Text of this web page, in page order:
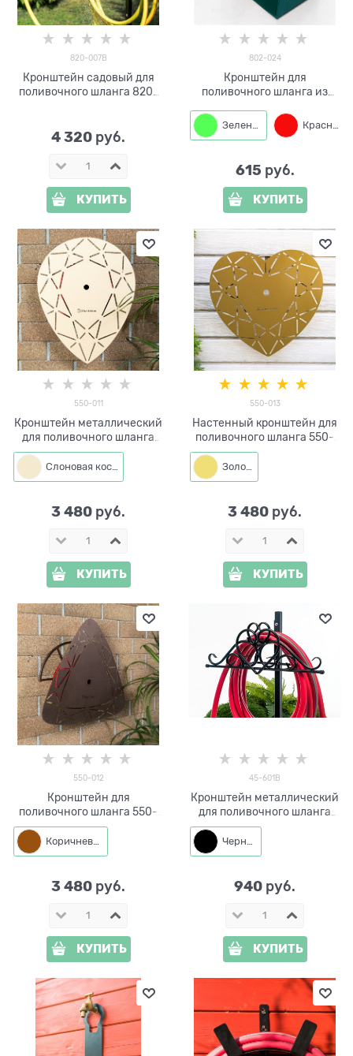
820-007B
Кронштейн садовый для
поливочного шланга 820-
4 320 руб.
КУПИТЬ
802-024
Кронштейн для
поливочного шланга из
Зеленый Красный
615 руб.
КУПИТЬ
550-011
Кронштейн металлический
для поливочного шланга
550-011
Слоновая кость
3 480 руб.
КУПИТЬ
550-013
Настенный кронштейн для
поливочного шланга 550-
013
Золото
3 480 руб.
КУПИТЬ
550-012
Кронштейн для
поливочного шланга 550-
012 металлический
Коричневый
3 480 руб.
КУПИТЬ
45-601B
Кронштейн металлический
для поливочного шланга
45-601B
Черный
940 руб.
КУПИТЬ